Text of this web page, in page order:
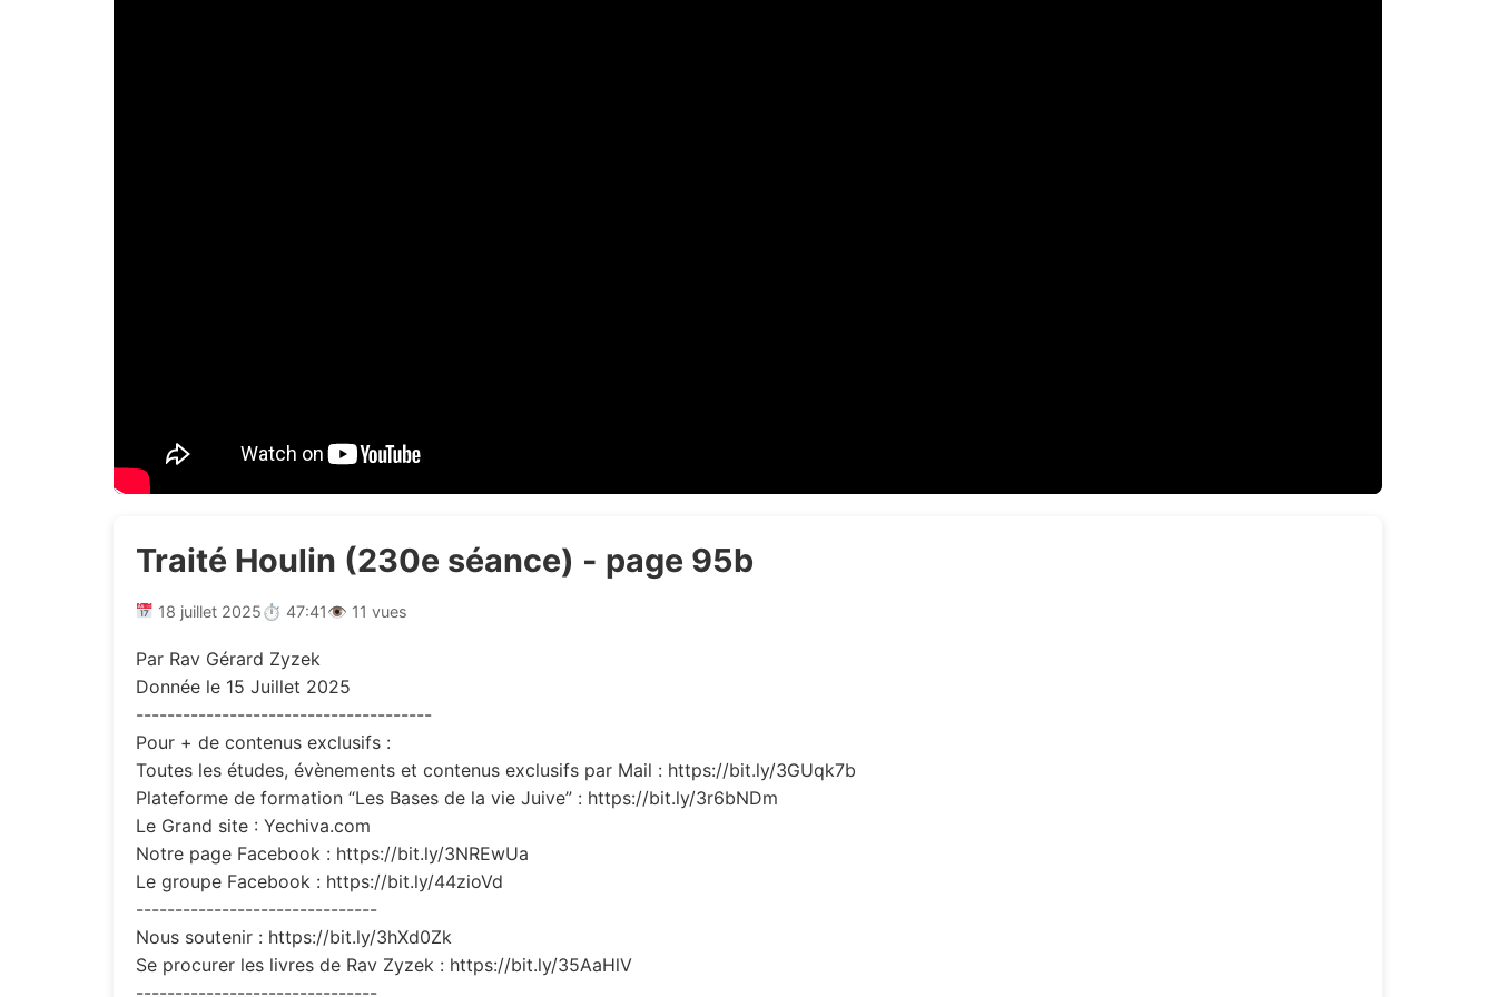
Traité Houlin (230e séance) - page 95b
18 juillet 2025⏱ 47:41👁 11 vues
Par Rav Gérard Zyzek
Donnée le 15 Juillet 2025
--------------------------------------
Pour + de contenus exclusifs :
Toutes les études, évènements et contenus exclusifs par Mail : https://bit.ly/3GUqk7b
Plateforme de formation “Les Bases de la vie Juive” : https://bit.ly/3r6bNDm
Le Grand site : Yechiva.com
Notre page Facebook : https://bit.ly/3NREwUa
Le groupe Facebook : https://bit.ly/44zioVd
-------------------------------
Nous soutenir : https://bit.ly/3hXd0Zk
Se procurer les livres de Rav Zyzek : https://bit.ly/35AaHlV
-------------------------------